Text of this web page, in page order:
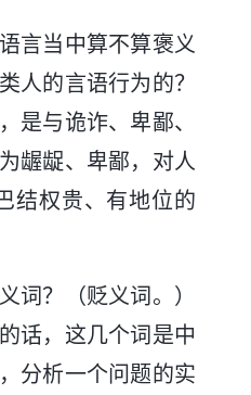
言当中算不算褒义
人的言语行为的？
是与诡诈、卑鄙、
龌龊、卑鄙，对人
结权贵、有地位的
词？（贬义词。）
话，这几个词是中
分析一个问题的实